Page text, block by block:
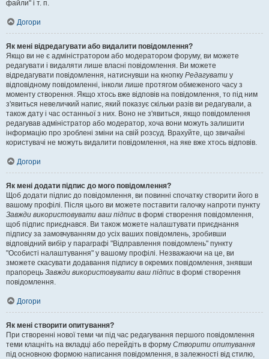
файли" і т. п.
Догори
Як мені відредагувати або видалити повідомлення?
Якщо ви не є адміністратором або модератором форуму, ви можете
редагувати і видаляти лише власні повідомлення. Ви можете
відредагувати повідомлення, натиснувши на кнопку Редагувати у
відповідному повідомленні, інколи лише протягом обмеженого часу з
моменту створення. Якщо хтось вже відповів на повідомлення, то під ним
з'явиться невеличкий напис, який показує скільки разів ви редагували, а
також дату і час останньої з них. Воно не з'явиться, якщо повідомлення
редагував адміністратор або модератор, хоча вони можуть залишити
інформацію про зроблені зміни на свій розсуд. Врахуйте, що звичайні
користувачі не можуть видалити повідомлення, на яке вже хтось відповів.
Догори
Як мені додати підпис до мого повідомлення?
Щоб додати підпис до повідомлення, ви повинні спочатку створити його в
вашому профілі. Після цього ви можете поставити галочку напроти пункту
Завжди використовувати ваш підпис в формі створення повідомлення,
щоб підпис приєднався. Ви також можете налаштувати приєднання
підпису за замовчуванням до усіх ваших повідомлень, зробивши
відповідний вибір у параграфі "Відправлення повідомлень" пункту
"Особисті налаштування" у вашому профілі. Незважаючи на це, ви
зможете скасувати додавання підпису в окремих повідомлення, знявши
прапорець Завжди використовувати ваш підпис в формі створення
повідомлення.
Догори
Як мені створити опитування?
При створенні нової теми чи під час редагування першого повідомлення
теми клацніть на вкладці або перейдіть в форму Створити опитування
під основною формою написання повідомлення, в залежності від стилю,